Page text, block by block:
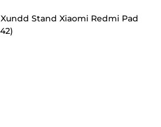
Stand Xiaomi Redmi Pad